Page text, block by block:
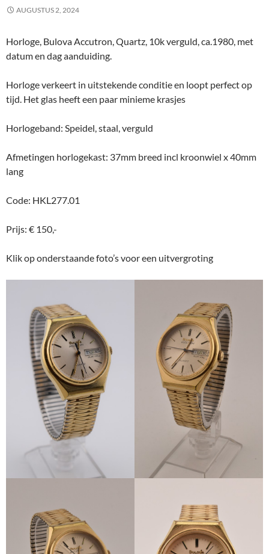
AUGUSTUS 2, 2024
Horloge, Bulova Accutron, Quartz, 10k verguld, ca.1980, met
datum en dag aanduiding.
Horloge verkeert in uitstekende conditie en loopt perfect op
tijd. Het glas heeft een paar minieme krasjes
Horlogeband: Speidel, staal, verguld
Afmetingen horlogekast: 37mm breed incl kroonwiel x 40mm
lang
Code: HKL277.01
Prijs: € 150,-
Klik op onderstaande foto’s voor een uitvergroting